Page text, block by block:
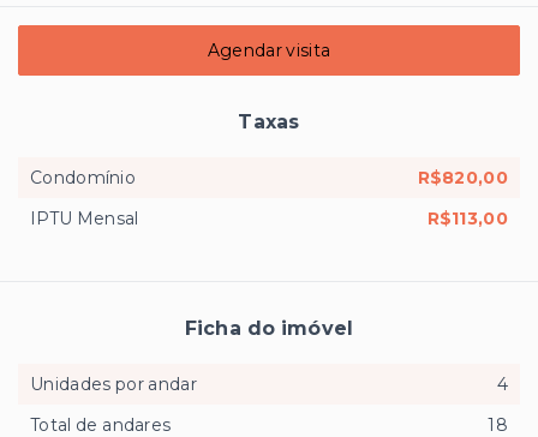
Agendar visita
Taxas
Condomínio
R$820,00
IPTU Mensal
R$113,00
Ficha do imóvel
Unidades por andar
4
Total de andares
18